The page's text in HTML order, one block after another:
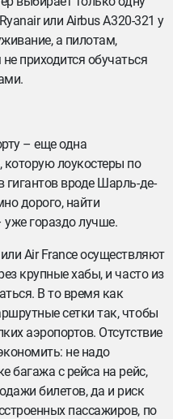
или Airbus A320-321 у
а пилотам,
приходится обучаться
– еще одна
которую лоукостеры по
вроде Шарль-де-
дорого, найти
уже гораздо лучше.
Air France осуществляют
крупные хабы, и часто из
В то время как
сетки так, чтобы
аэропортов. Отсутствие
не надо
багажа с рейса на рейс,
билетов, да и риск
пассажиров, по